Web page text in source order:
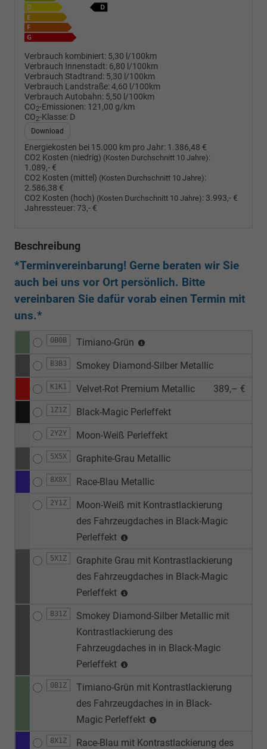
Verbrauch kombiniert: 5,30 l/100km
Verbrauch Innenstadt: 6,80 l/100km
Verbrauch Stadtrand: 5,30 l/100km
Verbrauch Landstraße:4,60 l/100km
Verbrauch Autobahn: 5,50 l/100km
CO2-Emissionen: 121,00 g/km
CO2-Klasse: D
Download
Energiekosten bei 15.000 km pro Jahr: 1.386,48 €
CO2 Kosten (niedrig) (Kosten Durchschnitt 10 Jahre):
1.089,- €
CO2 Kosten (mittel) (Kosten Durchschnitt 10 Jahre):
2.586,38 €
CO2 Kosten (hoch) (Kosten Durchschnitt 10 Jahre): 3.993,- €
Jahressteuer:73,- €
Beschreibung
*Terminvereinbarung! Gerne beraten wir Sie
auch bei uns vor Ort persönlich. Bitte
vereinbaren Sie dafür vorab einen Termin mit
uns.*
0B0B Timiano-Grün
B3B3 Smokey Diamond-Silber Metallic
K1K1 Velvet-Rot Premium Metallic 389,– €
1Z1Z Black-Magic Perleffekt
2Y2Y Moon-Weiß Perleffekt
5X5X Graphite-Grau Metallic
8X8X Race-Blau Metallic
2Y1Z
Moon-Weiß mit Kontrastlackierung
des Fahrzeugdaches in Black-Magic
Perleffekt
5X1Z
Graphite Grau mit Kontrastlackierung
des Fahrzeugdaches in Black-Magic
Perleffekt
B31Z
Smokey Diamond-Silber Metallic mit
Kontrastlackierung des
Fahrzeugdaches in in Black-Magic
Perleffekt
0B1Z
Timiano-Grün mit Kontrastlackierung
des Fahrzeugdaches in in Black-
Magic Perleffekt
8X1Z
Race-Blau mit Kontrastlackierung des